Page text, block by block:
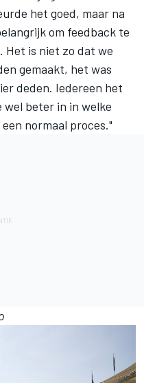
het goed, maar na
om feedback te
Het is niet zo dat we
gemaakt, het was
deden. Iedereen het
wel beter in in welke
normaal proces."